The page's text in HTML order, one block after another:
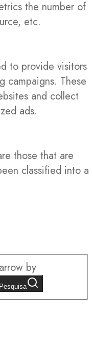
the number of
etc.
to provide visitors
campaigns. These
and collect
ads.
those that are
classified into a
by
Pesquisa